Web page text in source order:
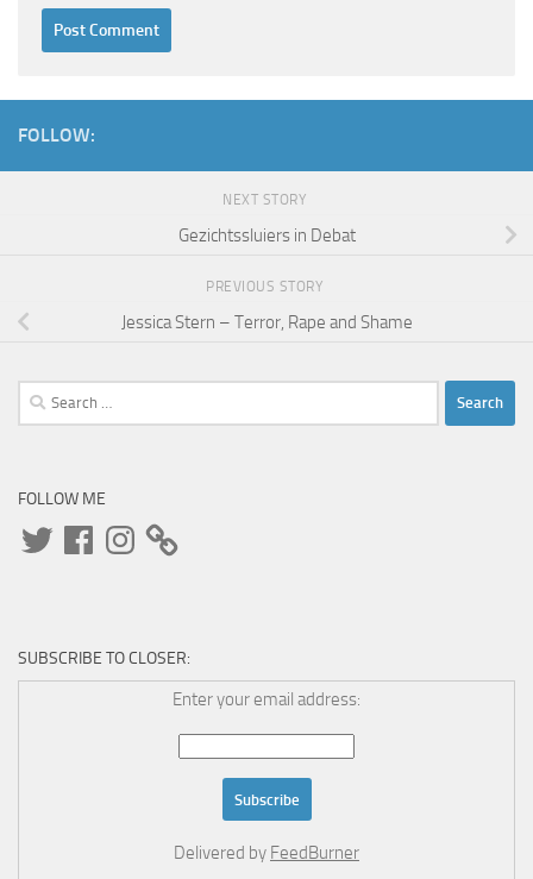
FOLLOW:
NEXT STORY
Gezichtssluiers in Debat
PREVIOUS STORY
Jessica Stern – Terror, Rape and Shame
Search
for:
FOLLOW ME
TwitterFacebookInstagram
SUBSCRIBE TO CLOSER:
Enter your email address:
Delivered by FeedBurner